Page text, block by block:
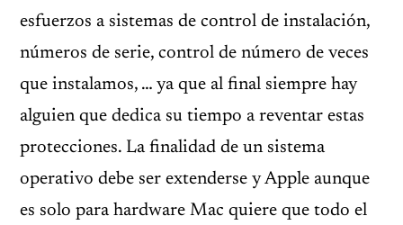
esfuerzos a sistemas de control de instalación,
números de serie, control de número de veces
que instalamos, … ya que al final siempre hay
alguien que dedica su tiempo a reventar estas
protecciones. La finalidad de un sistema
operativo debe ser extenderse y Apple aunque
es solo para hardware Mac quiere que todo el